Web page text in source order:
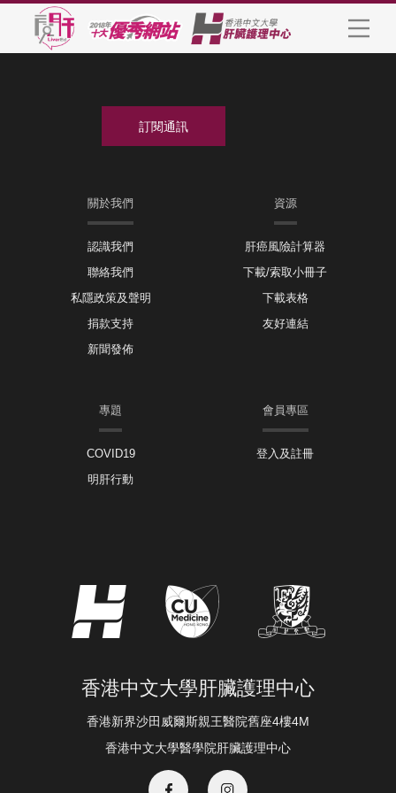
關於我們
認識我們
聯絡我們
私隱政策及聲明
捐款支持
新聞發佈
資源
肝癌風險計算器
下載/索取小冊子
下載表格
友好連結
專題
COVID19
明肝行動
會員專區
登入及註冊
香港中文大學肝臟護理中心
香港新界沙田威爾斯親王醫院舊座4樓4M
香港中文大學醫學院肝臟護理中心